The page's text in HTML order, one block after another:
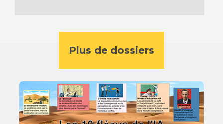
Plus de dossiers